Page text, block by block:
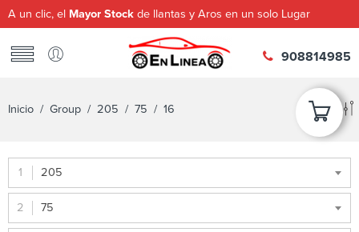
A un clic, el Mayor Stock de llantas y Aros en un solo Lugar
908814985
Inicio / Group / 205 / 75 / 16
205
75